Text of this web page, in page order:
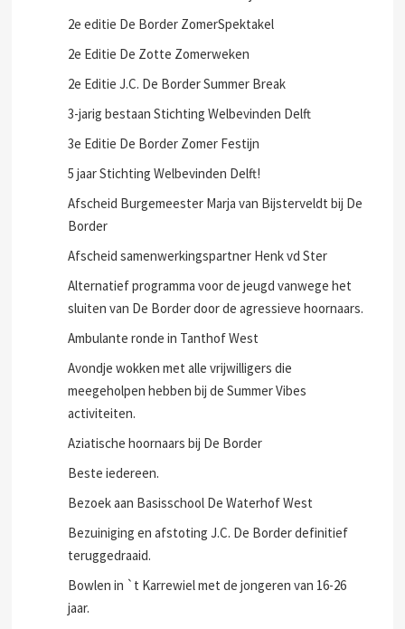
2e editie De Border ZomerSpektakel
2e Editie De Zotte Zomerweken
2e Editie J.C. De Border Summer Break
3-jarig bestaan Stichting Welbevinden Delft
3e Editie De Border Zomer Festijn
5 jaar Stichting Welbevinden Delft!
Afscheid Burgemeester Marja van Bijsterveldt bij De
Border
Afscheid samenwerkingspartner Henk vd Ster
Alternatief programma voor de jeugd vanwege het
sluiten van De Border door de agressieve hoornaars.
Ambulante ronde in Tanthof West
Avondje wokken met alle vrijwilligers die
meegeholpen hebben bij de Summer Vibes
activiteiten.
Aziatische hoornaars bij De Border
Beste iedereen.
Bezoek aan Basisschool De Waterhof West
Bezuiniging en afstoting J.C. De Border definitief
teruggedraaid.
Bowlen in `t Karrewiel met de jongeren van 16-26
jaar.